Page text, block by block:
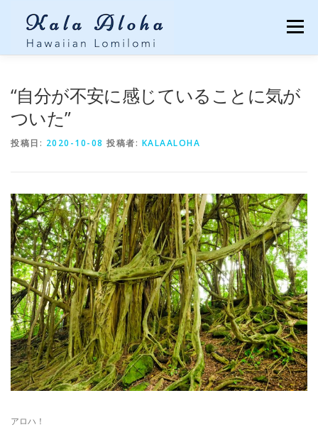
メニュー
“自分が不安に感じていることに気が
ついた”
投稿日: 2020-10-08 投稿者: KALAALOHA
アロハ！